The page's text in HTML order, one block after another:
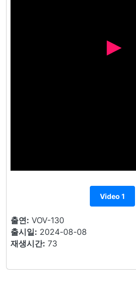
Video 1
출연: VOV-130
출시일: 2024-08-08
재생시간: 73